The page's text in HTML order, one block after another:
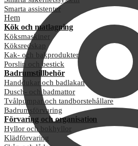
Smarta assistenter
Hem
Kök och matlagning
Köksmaskiner
Köksredskap
Kak- och bakprodukter
Porslin och bestick
Badrumstillbehör
Handdukar och badlakan
Dusch- och badmattor
Tvålpumpar och tandborstehållare
Badrumsförvaring
Förvaring och organisation
Hyllor och bokhyllor
Klädförvaring